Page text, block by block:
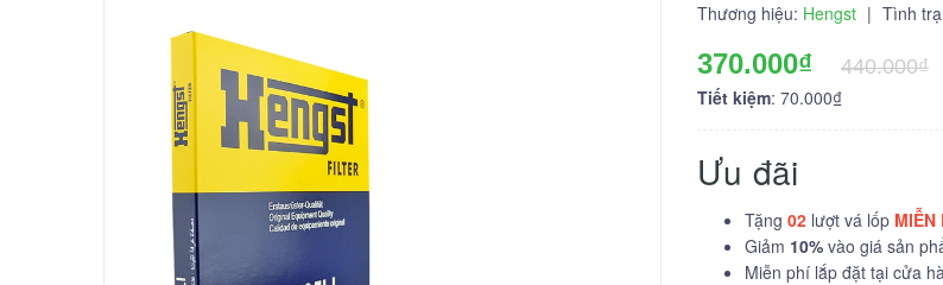
Thương hiệu: Hengst | Tình
370.000₫
440.000₫
Tiết kiệm: 70.000₫
Ưu đãi
Tặng 02 lượt vá lốp MIỄN
Giảm 10% vào giá sản
Miễn phí lắp đặt tại cửa